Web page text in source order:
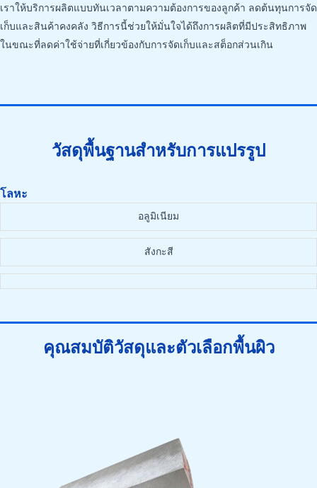
เราให้บริการผลิตแบบทันเวลาตามความต้องการของลูกค้า ลดต้นทุนการจัด
เก็บและสินค้าคงคลัง วิธีการนี้ช่วยให้มั่นใจได้ถึงการผลิตที่มีประสิทธิภาพ
ในขณะที่ลดค่าใช้จ่ายที่เกี่ยวข้องกับการจัดเก็บและสต็อกส่วนเกิน
วัสดุพื้นฐานสำหรับการแปรรูป
โลหะ
อลูมิเนียม
สังกะสี
คุณสมบัติวัสดุและตัวเลือกพื้นผิว